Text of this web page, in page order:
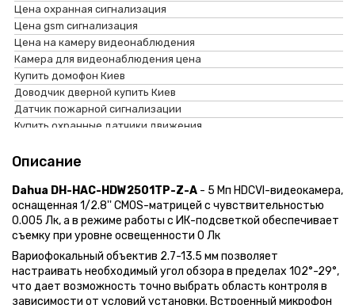
Цена охранная сигнализация
Цена gsm сигнализация
Цена на камеру видеонаблюдения
Камера для видеонаблюдения цена
Купить домофон Киев
Доводчик дверной купить Киев
Датчик пожарной сигнализации
Купить охранные датчики движения
Магнитоконтактные датчики
Контроллер доступа
Домофон Украина купить
Цена системы видеонаблюдения
Сколько стоит доводчик на дверь
Купить доводчики дверей в Украине
Купить датчик движения Харьков
Охрана аякс
Переговорные устройства
Сигнализация
Контроль доступа
Дополнительное
оборудование
Распродажа
видеонаблюдение
камера видеонаблюдения
видеорегистраторы
Видеодомофоны с размером экрана 7"
Камеры видеонаблюдения luxcam
Видеодомофоны arny
Видеопанели для домофона в наличии
Датчики разбития стекла crow
Комплекты домофонов с форматом видеосигнала ahd + cvi + tvi
+ cvbs
Защелки электромеханические o&c
Hdcvi видеокамера dh-hac-hum3200gp
Видеодомофон arny avd-730 2mpx black
Охранная централь орион ппко оріон 4тм.1 (+кл.)
Ip видеорегистратор hikvision ds-7732nxi-i4/s(c)
Видеопанель ercon sv4r
Программный модуль лунь пак клиент-инфо
Аналоговая видеокамера sunkwang sk-v106/m400xaip
Ip видеокамера hikvision ds-2cd2020f-iw (4мм)
Аналоговая видеокамера luxcam lda-e700/3.6 (3.6 мм)
Описание
Dahua DH-HAC-HDW2501TP-Z-A - 5 Мп HDCVI-видеокамера,
оснащенная 1/2.8'' CMOS-матрицей с чувствительностью
0.005 Лк, а в режиме работы с ИК-подсветкой обеспечивает
съемку при уровне освещенности 0 Лк
Вариофокальный объектив 2.7-13.5 мм позволяет
настраивать необходимый угол обзора в пределах 102°-29°,
что дает возможность точно выбрать область контроля в
зависимости от условий установки. Встроенный микрофон